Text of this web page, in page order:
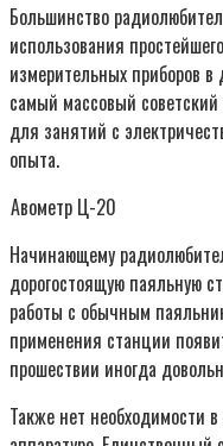
Большинство
использования
измерительных приборов
самый массовый
для занятий с
опыта.
Авометр Ц-20
Начинающему
дорогостоящую паяльную
работы с обычным
применения станции
прошествии иногда
Также нет необходимости